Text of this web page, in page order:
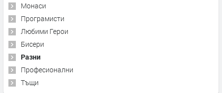
Монаси
Програмисти
Любими Герои
Бисери
Разни
Професионални
Тъщи